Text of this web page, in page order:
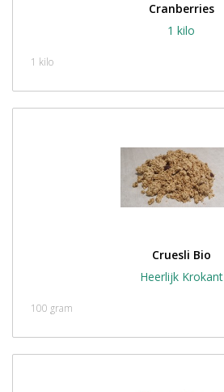
Cranberries
1 kilo
1 kilo
Cruesli Bio
Heerlijk Krokant
100 gram